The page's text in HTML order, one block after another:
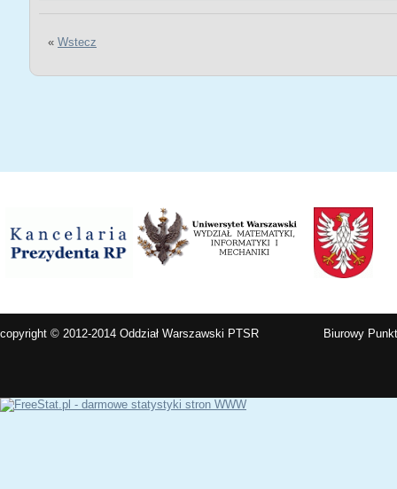
« Wstecz
copyright © 2012-2014 Oddział Warszawski PTSR Biurowy